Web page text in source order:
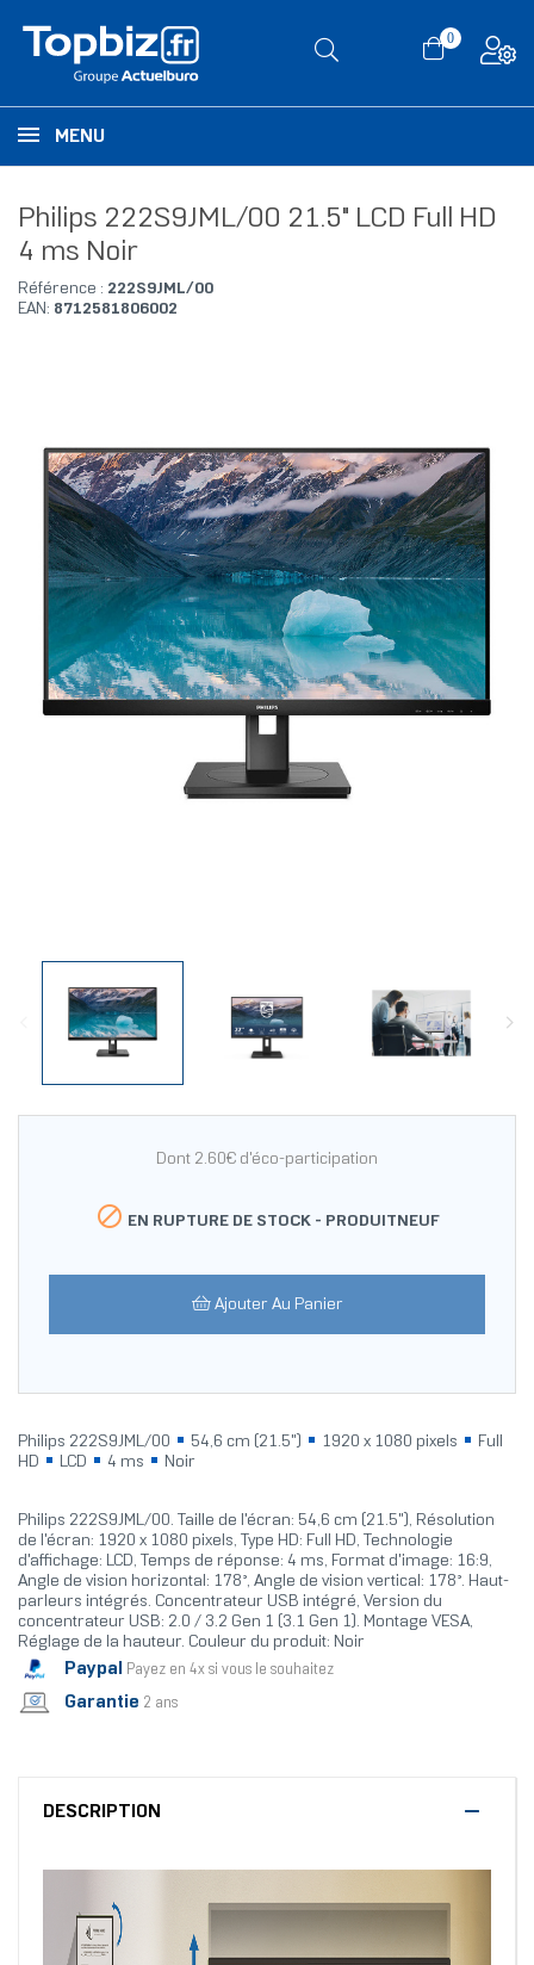
0
MENU
Philips 222S9JML/00 21.5" LCD Full HD
4 ms Noir
Référence : 222S9JML/00
EAN: 8712581806002
Dont 2.60€ d'éco-participation
 EN RUPTURE DE STOCK - PRODUITNEUF
Ajouter Au Panier
Philips 222S9JML/00 54,6 cm (21.5") 1920 x 1080 pixels
Full
HD
LCD 4 ms Noir
Philips 222S9JML/00. Taille de l'écran: 54,6 cm (21.5"), Résolution
de l'écran: 1920 x 1080 pixels, Type HD: Full HD, Technologie
d'affichage: LCD, Temps de réponse: 4 ms, Format d'image: 16:9,
Angle de vision horizontal: 178°, Angle de vision vertical: 178°. Haut-
parleurs intégrés. Concentrateur USB intégré, Version du
concentrateur USB: 2.0 / 3.2 Gen 1 (3.1 Gen 1). Montage VESA,
Réglage de la hauteur. Couleur du produit: Noir
Paypal Payez en 4x si vous le souhaitez
Garantie 2 ans
DESCRIPTION